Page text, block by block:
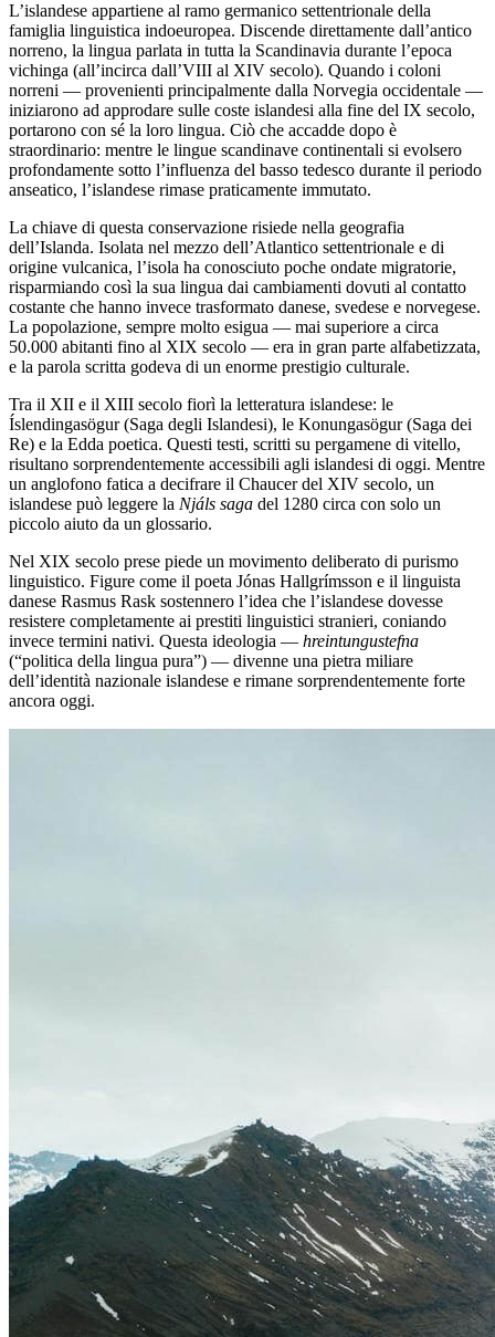
L’islandese appartiene al ramo germanico settentrionale della
famiglia linguistica indoeuropea. Discende direttamente dall’antico
norreno, la lingua parlata in tutta la Scandinavia durante l’epoca
vichinga (all’incirca dall’VIII al XIV secolo). Quando i coloni
norreni — provenienti principalmente dalla Norvegia occidentale —
iniziarono ad approdare sulle coste islandesi alla fine del IX secolo,
portarono con sé la loro lingua. Ciò che accadde dopo è
straordinario: mentre le lingue scandinave continentali si evolsero
profondamente sotto l’influenza del basso tedesco durante il periodo
anseatico, l’islandese rimase praticamente immutato.
La chiave di questa conservazione risiede nella geografia
dell’Islanda. Isolata nel mezzo dell’Atlantico settentrionale e di
origine vulcanica, l’isola ha conosciuto poche ondate migratorie,
risparmiando così la sua lingua dai cambiamenti dovuti al contatto
costante che hanno invece trasformato danese, svedese e norvegese.
La popolazione, sempre molto esigua — mai superiore a circa
50.000 abitanti fino al XIX secolo — era in gran parte alfabetizzata,
e la parola scritta godeva di un enorme prestigio culturale.
Tra il XII e il XIII secolo fiorì la letteratura islandese: le
Íslendingasögur (Saga degli Islandesi), le Konungasögur (Saga dei
Re) e la Edda poetica. Questi testi, scritti su pergamene di vitello,
risultano sorprendentemente accessibili agli islandesi di oggi. Mentre
un anglofono fatica a decifrare il Chaucer del XIV secolo, un
islandese può leggere la Njáls saga del 1280 circa con solo un
piccolo aiuto da un glossario.
Nel XIX secolo prese piede un movimento deliberato di purismo
linguistico. Figure come il poeta Jónas Hallgrímsson e il linguista
danese Rasmus Rask sostennero l’idea che l’islandese dovesse
resistere completamente ai prestiti linguistici stranieri, coniando
invece termini nativi. Questa ideologia — hreintungustefna
(“politica della lingua pura”) — divenne una pietra miliare
dell’identità nazionale islandese e rimane sorprendentemente forte
ancora oggi.